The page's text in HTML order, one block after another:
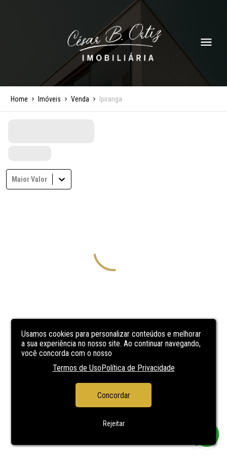
Usamos cookies para personalizar conteúdos e melhorar
a sua experiência no nosso site. Ao continuar navegando,
você concorda com o nosso
Termos de UsoPolítica de Privacidade
Concordar
Rejeitar
Home Imóveis Venda Ipiranga
Maior Valor